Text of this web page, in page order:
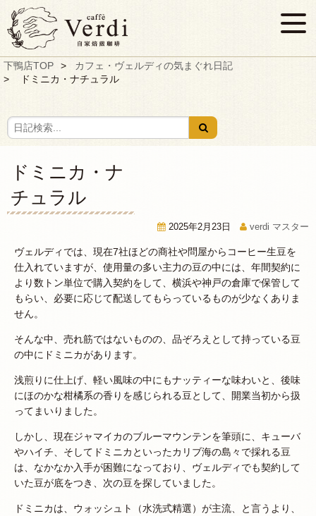
下鴨店TOP
カフェ・ヴェルディの気まぐれ日記
ドミニカ・ナチュラル
ドミニカ・ナ
チュラル
2025年2月23日 verdi マスター
ヴェルディでは、現在7社ほどの商社や問屋からコーヒー生豆を
仕入れていますが、使用量の多い主力の豆の中には、年間契約に
より数トン単位で購入契約をして、横浜や神戸の倉庫で保管して
もらい、必要に応じて配送してもらっているものが少なくありま
せん。
そんな中、売れ筋ではないものの、品ぞろえとして持っている豆
の中にドミニカがあります。
浅煎りに仕上げ、軽い風味の中にもナッティーな味わいと、後味
にほのかな柑橘系の香りを感じられる豆として、開業当初から扱
ってまいりました。
しかし、現在ジャマイカのブルーマウンテンを筆頭に、キューバ
やハイチ、そしてドミニカといったカリブ海の島々で採れる豆
は、なかなか入手が困難になっており、ヴェルディでも契約して
いた豆が底をつき、次の豆を探していました。
ドミニカは、ウォッシュト（水洗式精選）が主流、と言うより、